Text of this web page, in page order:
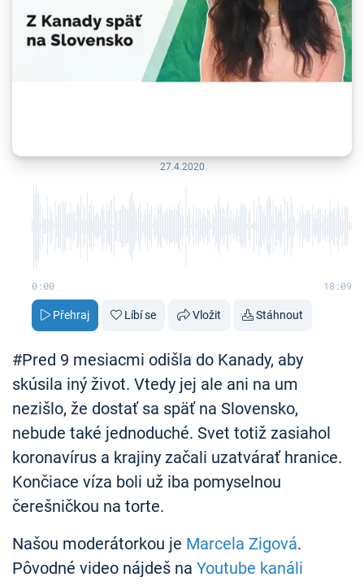
27.4.2020
0:00 18:09
Přehraj Líbí se Vložit Stáhnout
#Pred 9 mesiacmi odišla do Kanady, aby
skúsila iný život. Vtedy jej ale ani na um
nezišlo, že dostať sa späť na Slovensko,
nebude také jednoduché. Svet totiž zasiahol
koronavírus a krajiny začali uzatvárať hranice.
Končiace víza boli už iba pomyselnou
čerešničkou na torte.
Našou moderátorkou je Marcela Zigová.
Pôvodné video nájdeš na Youtube kanáli